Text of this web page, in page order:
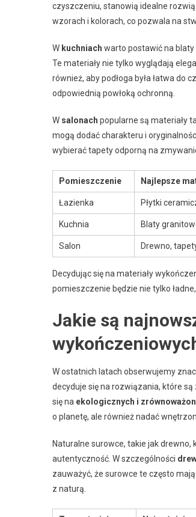
czyszczeniu, stanowią idealne
wzorach i kolorach, co pozwala na
W kuchniach warto postawić na blaty
Te materiały nie tylko wyglądają
również, aby podłoga była łatwa do
odpowiednią powłoką ochronną.
W salonach popularne są materiały
mogą dodać charakteru i
wybierać tapety odporną na
Pomieszczenie Najlepsze
Łazienka Płytki
Kuchnia Blaty
Salon Drewno,
Decydując się na materiały
pomieszczenie będzie nie tylko
Jakie są
W ostatnich latach obserwujemy
decyduje się na rozwiązania, które
się na ekologicznych i
o planetę, ale również nadać
Naturalne surowce, takie jak
autentyczność. W szczególności
zauważyć, że surowce te często
z naturą.